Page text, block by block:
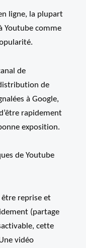
ligne, la plupart
Youtube comme
de
de
à Google,
rapidement
exposition.
de Youtube
être reprise et
(partage
cette
vidéo